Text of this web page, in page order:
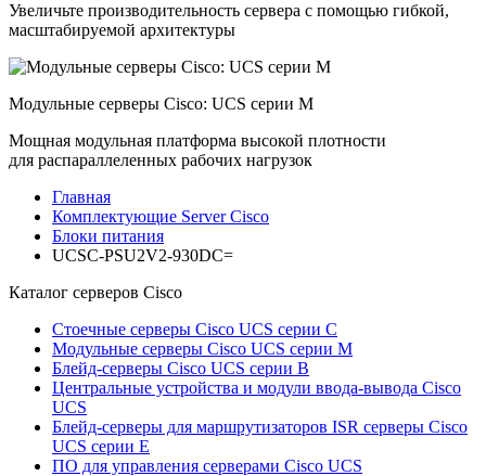
Увеличьте производительность сервера с помощью гибкой,
масштабируемой архитектуры
Модульные серверы Cisco: UCS серии M
Мощная модульная платформа высокой плотности
для распараллеленных рабочих нагрузок
Главная
Комплектующие Server Cisco
Блоки питания
UCSC-PSU2V2-930DC=
Каталог серверов Cisco
Стоечные серверы Cisco UCS серии C
Модульные серверы Cisco UCS серии M
Блейд-серверы Cisco UCS серии B
Центральные устройства и модули ввода-вывода Cisco
UCS
Блейд-серверы для маршрутизаторов ISR серверы Cisco
UCS серии E
ПО для управления серверами Cisco UCS